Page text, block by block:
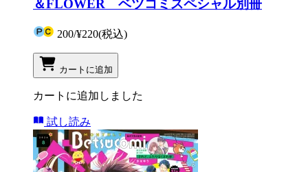
＆FLOWER ベツコミスペシャル別冊
200/¥220(税込)
カートに追加
カートに追加しました
試し読み